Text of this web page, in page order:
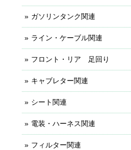
ガソリンタンク関連
ライン・ケーブル関連
フロント・リア 足回り
キャブレター関連
シート関連
電装・ハーネス関連
フィルター関連